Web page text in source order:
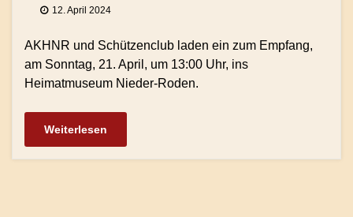
12. April 2024
AKHNR und Schützenclub laden ein zum Empfang,
am Sonntag, 21. April, um 13:00 Uhr, ins
Heimatmuseum Nieder-Roden.
Weiterlesen